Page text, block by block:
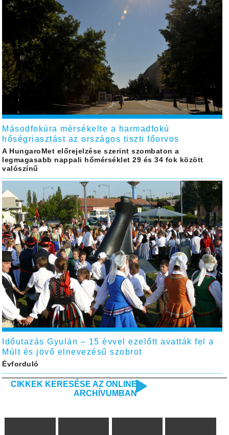
Másodfokúra mérsékelte a harmadfokú
hőségriasztást az országos tiszti főorvos
A HungaroMet előrejelzése szerint szombaton a
legmagasabb nappali hőmérséklet 29 és 34 fok között
valószínű
Időutazás Gyulán – 15 évvel ezelőtt avatták fel a
Múlt és jövő elnevezésű szobrot
Évforduló
CIKKEK KERESÉSE AZ ONLINE
ARCHÍVUMBAN